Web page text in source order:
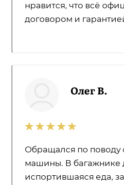
нравится, что всё
договором и
Олег В.
Обращался по поводу
машины. В багажнике
испортившаяся еда,